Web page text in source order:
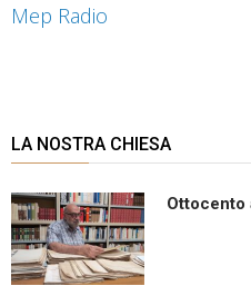
Mep Radio
LA NOSTRA CHIESA
Ottocento